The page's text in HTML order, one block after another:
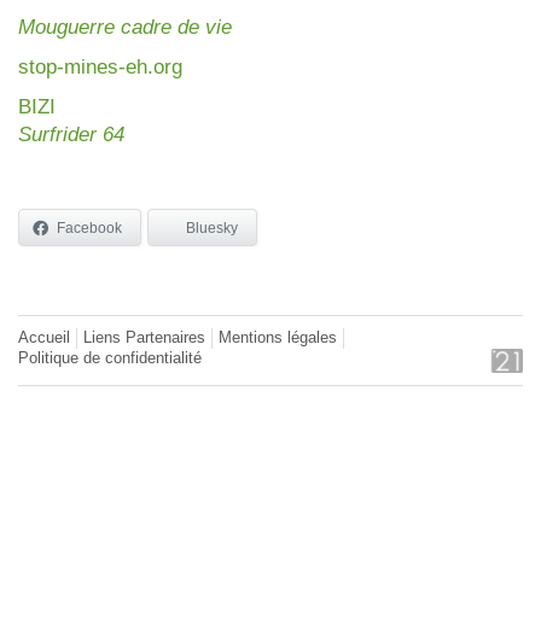
Mouguerre cadre de vie
stop-mines-eh.org
BIZI
Surfrider 64
Facebook Bluesky
Accueil Liens Partenaires
Mentions légales
Politique de confidentialité